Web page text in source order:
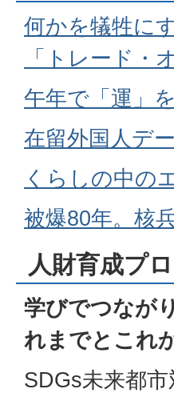
何かを犠牲に
「トレード・
午年で「運」
在留外国人デ
くらしの中の
被爆80年。核
人財育成プ
学びでつなが
れまでとこれ
SDGs未来都